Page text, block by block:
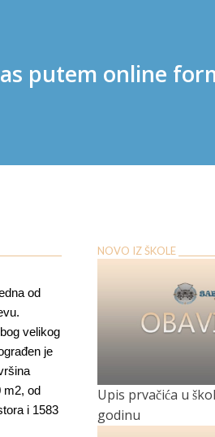
putem online
od
velikog
je
m2, od
i 1583
NOVO IZ ŠKOLE
Upis prvačića u
godinu